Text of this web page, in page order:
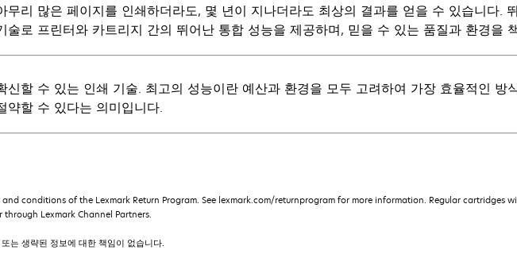
무리 많은 페이지를 인쇄하더라도, 몇 년이 지나더라도 최상의 결과를 얻을 수 있습니다.
술로 프린터와 카트리지 간의 뛰어난 통합 성능을 제공하며, 믿을 수 있는 품질과 환경을
신할 수 있는 인쇄 기술. 최고의 성능이란 예산과 환경을 모두 고려하여 가장 효율적인 방
약할 수 있다는 의미입니다.
conditions of the Lexmark Return Program. See lexmark.com/returnprogram for more information. Regular cartridges
Lexmark Channel Partners.
는 생략된 정보에 대한 책임이 없습니다.